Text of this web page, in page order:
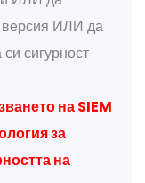
версия ИЛИ да
сигурност
на SIEM
за
на